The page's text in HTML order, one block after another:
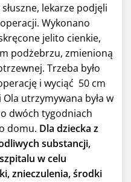
lekarze podjęli
Wykonano
jelito cienkie,
podżebrzu, zmienioną
Trzeba było
i wyciąć 50 cm
utrzymywana była w
dwóch tygodniach
domu. Dla dziecka z
substancji,
w celu
znieczulenia, środki